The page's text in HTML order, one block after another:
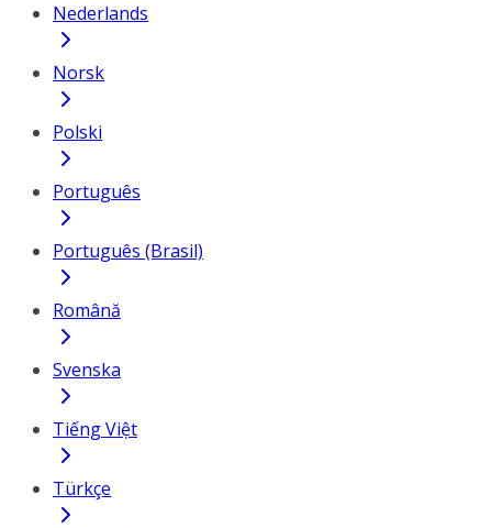
Nederlands
Norsk
Polski
Português
Português (Brasil)
Română
Svenska
Tiếng Việt
Türkçe